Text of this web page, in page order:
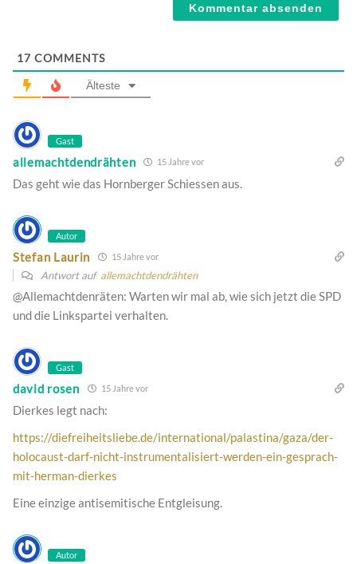
17 COMMENTS
Älteste
Gast
allemachtdendrähten 15 Jahre vor
Das geht wie das Hornberger Schiessen aus.
Autor
Stefan Laurin 15 Jahre vor
Antwort auf allemachtdendrähten
@Allemachtdenräten: Warten wir mal ab, wie sich jetzt die SPD
und die Linkspartei verhalten.
Gast
david rosen 15 Jahre vor
Dierkes legt nach:
https://diefreiheitsliebe.de/international/palastina/gaza/der-
holocaust-darf-nicht-instrumentalisiert-werden-ein-gesprach-
mit-herman-dierkes
Eine einzige antisemitische Entgleisung.
Autor